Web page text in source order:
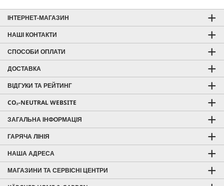
ІНТЕРНЕТ-МАГАЗИН
НАШІ КОНТАКТИ
СПОСОБИ ОПЛАТИ
ДОСТАВКА
ВІДГУКИ ТА РЕЙТИНГ
CO₂-NEUTRAL WEBSITE
ЗАГАЛЬНА ІНФОРМАЦІЯ
ГАРЯЧА ЛІНІЯ
НАША АДРЕСА
МАГАЗИНИ ТА СЕРВІСНІ ЦЕНТРИ